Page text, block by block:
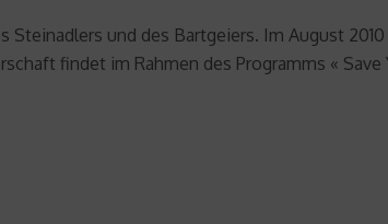
Steinadlers und des Bartgeiers. Im August
findet im Rahmen des Programms «